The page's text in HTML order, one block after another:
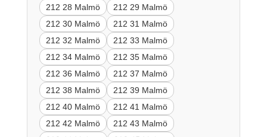
212 28 Malmö
212 29 Malmö
212 30 Malmö
212 31 Malmö
212 32 Malmö
212 33 Malmö
212 34 Malmö
212 35 Malmö
212 36 Malmö
212 37 Malmö
212 38 Malmö
212 39 Malmö
212 40 Malmö
212 41 Malmö
212 42 Malmö
212 43 Malmö